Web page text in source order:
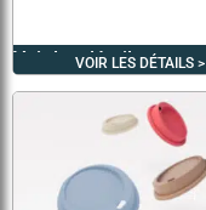
VOIR LES DÉTAILS >
Voir les détails >